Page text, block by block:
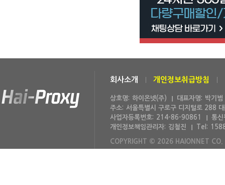
회사소개 개인정보취급방침
상호명: 하이온넷(주) 대표자명: 박기범
주소: 서울특별시 구로구 디지털로 288
사업자등록번호: 214-86-90861
통신
개인정보책임관리자: 김철진 Tel:
COPYRIGHT © 2026 HAIONNET CO.